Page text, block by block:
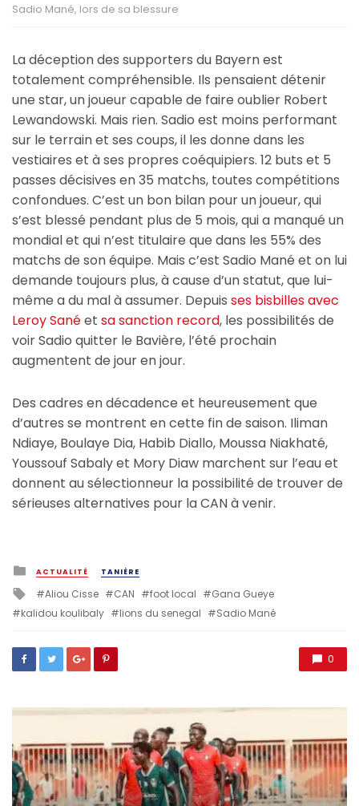
Sadio Mané, lors de sa blessure
La déception des supporters du Bayern est
totalement compréhensible. Ils pensaient détenir
une star, un joueur capable de faire oublier Robert
Lewandowski. Mais rien. Sadio est moins performant
sur le terrain et ses coups, il les donne dans les
vestiaires et à ses propres coéquipiers. 12 buts et 5
passes décisives en 35 matchs, toutes compétitions
confondues. C’est un bon bilan pour un joueur, qui
s’est blessé pendant plus de 5 mois, qui a manqué un
mondial et qui n’est titulaire que dans les 55% des
matchs de son équipe. Mais c’est Sadio Mané et on lui
demande toujours plus, à cause d’un statut, que lui-
même a du mal à assumer. Depuis ses bisbilles avec
Leroy Sanéet sa sanction record, les possibilités de
voir Sadio quitter le Bavière, l’été prochain
augmentent de jour en jour.
Des cadres en décadence et heureusement que
d’autres se montrent en cette fin de saison. Iliman
Ndiaye, Boulaye Dia, Habib Diallo, Moussa Niakhaté,
Youssouf Sabaly et Mory Diaw marchent sur l’eau et
donnent au sélectionneur la possibilité de trouver de
sérieuses alternatives pour la CAN à venir.
Posted
in
ACTUALITÉ TANIÈRE
Tagged
with
Aliou Cisse CAN foot local
Gana Gueye
kalidou koulibaly
lions du senegal Sadio Mané
0